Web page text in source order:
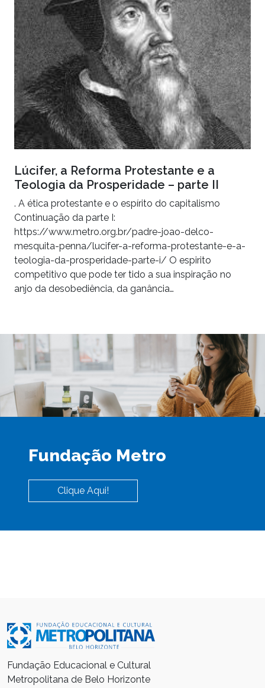
Lúcifer, a Reforma Protestante e a
Teologia da Prosperidade – parte II
. A ética protestante e o espírito do capitalismo
Continuação da parte I:
https://www.metro.org.br/padre-joao-delco-
mesquita-penna/lucifer-a-reforma-protestante-e-a-
teologia-da-prosperidade-parte-i/ O espirito
competitivo que pode ter tido a sua inspiração no
anjo da desobediência, da ganância…
Fundação Metro
Clique Aqui!
Fundação Educacional e Cultural
Metropolitana de Belo Horizonte